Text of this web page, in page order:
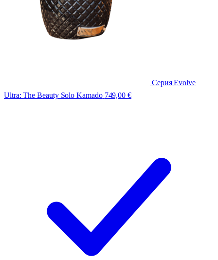
Серия Evolve
Ultra: The Beauty Solo Kamado 749,00€